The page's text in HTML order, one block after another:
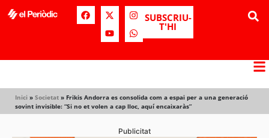
SUBSCRIU-
T'HI
Inici » Societat » Frikis Andorra es consolida com a espai per a una generació
sovint invisible: “Si no et volen a cap lloc, aquí encaixaràs”
Publicitat